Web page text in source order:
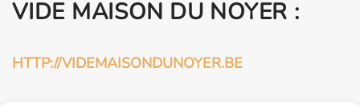
VIDE MAISON DU NOYER :
HTTP://VIDEMAISONDUNOYER.BE